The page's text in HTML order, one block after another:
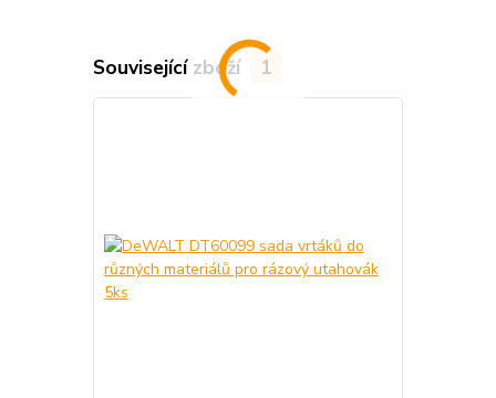
Související zboží 1